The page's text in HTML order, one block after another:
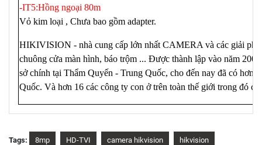
-IT5:Hồng ngoại 80m
Vỏ kim loại , Chưa bao gồm adapter.
HIKIVISION - nhà cung cấp lớn nhất CAMERA và các giải
chuông cửa màn hình, báo trộm ... Được thành lập vào năm
sở chính tại Thẩm Quyến - Trung Quốc, cho đến nay đã có hơn
Quốc. Và hơn 16 các công ty con ở trên toàn thế giới trong đó
Tags: 8mp HD-TVI camera hikvision hikvision